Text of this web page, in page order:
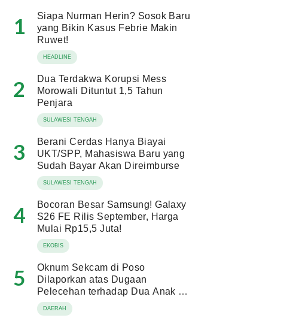
1
Siapa Nurman Herin? Sosok Baru
yang Bikin Kasus Febrie Makin
Ruwet!
HEADLINE
2
Dua Terdakwa Korupsi Mess
Morowali Dituntut 1,5 Tahun
Penjara
SULAWESI TENGAH
3
Berani Cerdas Hanya Biayai
UKT/SPP, Mahasiswa Baru yang
Sudah Bayar Akan Direimburse
SULAWESI TENGAH
4
Bocoran Besar Samsung! Galaxy
S26 FE Rilis September, Harga
Mulai Rp15,5 Juta!
EKOBIS
5
Oknum Sekcam di Poso
Dilaporkan atas Dugaan
Pelecehan terhadap Dua Anak di
Bawah Umur
DAERAH